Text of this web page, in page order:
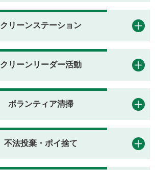
クリーンステーション
クリーンリーダー活動
ボランティア清掃
不法投棄・ポイ捨て